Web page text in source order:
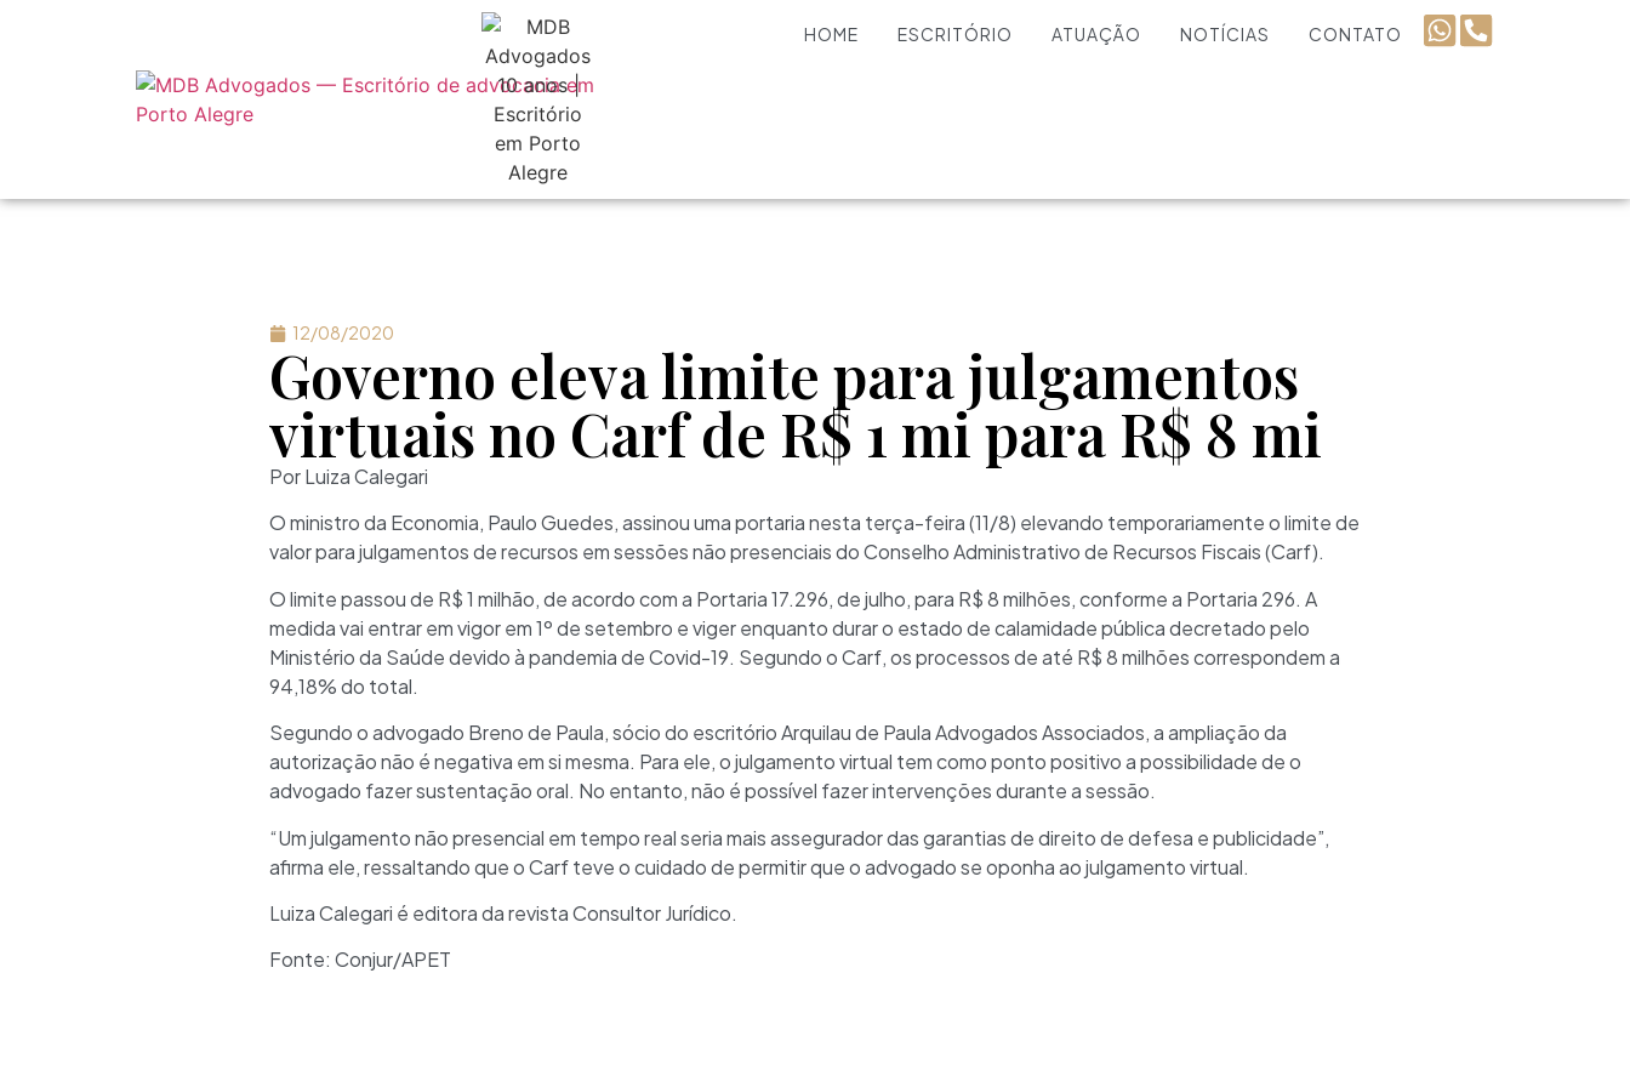
HOME ESCRITÓRIO ATUAÇÃO NOTÍCIAS CONTATO
12/08/2020
Governo eleva limite para julgamentos
virtuais no Carf de R$ 1 mi para R$ 8 mi
Por Luiza Calegari
O ministro da Economia, Paulo Guedes, assinou uma portaria nesta terça-feira (11/8) elevando temporariamente o limite de
valor para julgamentos de recursos em sessões não presenciais do Conselho Administrativo de Recursos Fiscais (Carf).
O limite passou de R$ 1 milhão, de acordo com a Portaria 17.296, de julho, para R$ 8 milhões, conforme a Portaria 296. A
medida vai entrar em vigor em 1º de setembro e viger enquanto durar o estado de calamidade pública decretado pelo
Ministério da Saúde devido à pandemia de Covid-19. Segundo o Carf, os processos de até R$ 8 milhões correspondem a
94,18% do total.
Segundo o advogado Breno de Paula, sócio do escritório Arquilau de Paula Advogados Associados, a ampliação da
autorização não é negativa em si mesma. Para ele, o julgamento virtual tem como ponto positivo a possibilidade de o
advogado fazer sustentação oral. No entanto, não é possível fazer intervenções durante a sessão.
“Um julgamento não presencial em tempo real seria mais assegurador das garantias de direito de defesa e publicidade”,
afirma ele, ressaltando que o Carf teve o cuidado de permitir que o advogado se oponha ao julgamento virtual.
Luiza Calegari é editora da revista Consultor Jurídico.
Fonte: Conjur/APET